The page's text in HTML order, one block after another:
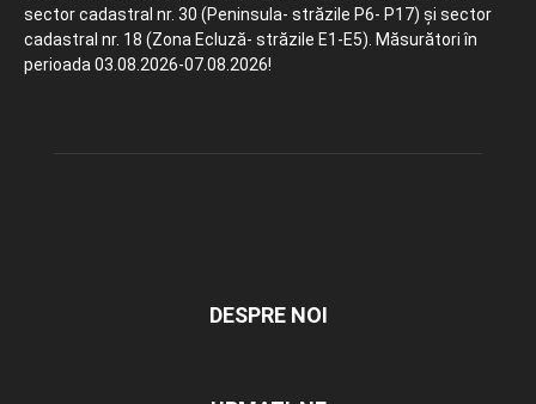
sector cadastral nr. 30 (Peninsula- străzile P6- P17) și sector
cadastral nr. 18 (Zona Ecluză- străzile E1-E5). Măsurători în
perioada 03.08.2026-07.08.2026!
DESPRE NOI